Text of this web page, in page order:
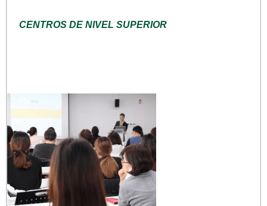
CENTROS DE NIVEL SUPERIOR